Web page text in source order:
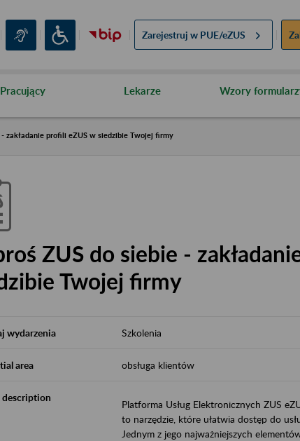
Zarejestruj w PUE/eZUS
Pracujący Lekarze Wzory
zakładanie profili eZUS w siedzibie Twojej firmy
ZUS do siebie -
Twojej firmy
wydarzenia Szkolenia
area obsługa klientów
description
Platforma Usług Elektronicznych ZUS
to narzędzie, które ułatwia dostęp do
Jednym z jego najważniejszych